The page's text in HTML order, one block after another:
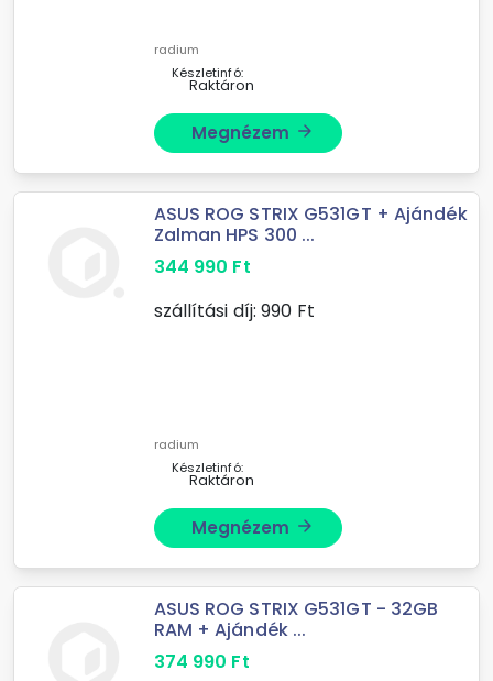
radium
Készletinfó:
Raktáron
Megnézem arrow_forward
ASUS ROG STRIX G531GT + Ajándék
Zalman HPS 300 ...
344 990 Ft
szállítási díj: 990 Ft
radium
Készletinfó:
Raktáron
Megnézem arrow_forward
ASUS ROG STRIX G531GT - 32GB
RAM + Ajándék ...
374 990 Ft